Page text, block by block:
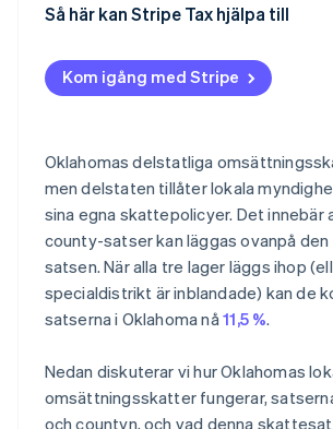
Så här kan Stripe Tax hjälpa till
Kom igång med Stripe
Oklahomas delstatliga
men delstaten tillåter lokala
sina egna skattepolicyer. Det innebär
county-satser kan läggas ovanpå
satsen. När alla tre lager läggs ihop
specialdistrikt är inblandade) kan de
satserna i Oklahoma nå11,5 %.
Nedan diskuterar vi hur Oklahomas
omsättningsskatter fungerar,
och countyn, och vad denna